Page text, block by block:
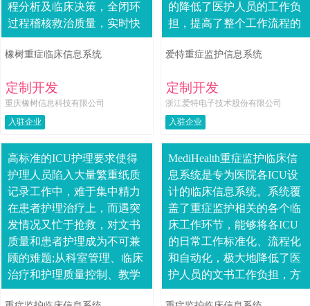
程分析及临床决策，全闭环
过程稽核救治质量，实时快
速分析及预警质控行为缺
失，实现诊疗过程化及提
与....
橡树重症临床信息系统
定制开发
重庆橡树信息科技有限公司
入驻企业
的降低了医护人员的工作负
担，提高了整个工作流程的
效率，为真正实现以病人为
中心的医护过程、为临床科
爱特重症监护信息系统
定制开发
浙江爱特电子技术股份有限公司
入驻企业
高标准的ICU护理要求使得
护理人员陷入大量繁重纸质
记录工作中，难于集中精力
在患者护理治疗上，而遇突
发情况又忙于抢救，对文书
质量和患者护理成为不可兼
顾的难题;从科室管理、临床
治疗和护理质量控制、教学
与科研三个维度，目前的纸
MediHealth重症监护临床信
息系统是专为医院各ICU设
计的临床信息系统。系统覆
盖了重症监护相关的各个临
床工作环节，能够将各ICU
的日常工作标准化、流程化
和自动化，极大地降低了医
护人员的文书工作负担，方
便了医护患沟通，提高了整